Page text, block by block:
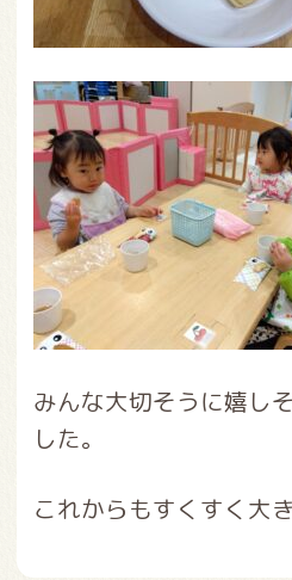
みんな大切そうに嬉し
した。
これからもすくすく大